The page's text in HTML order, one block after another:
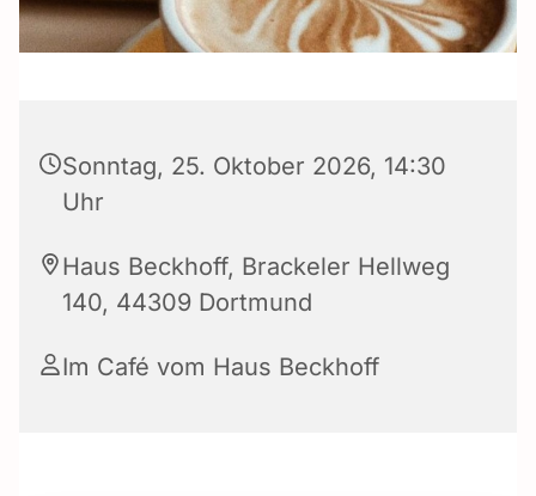
Sonntag, 25. Oktober 2026, 14:30
Uhr
Haus Beckhoff, Brackeler Hellweg
140, 44309 Dortmund
Im Café vom Haus Beckhoff